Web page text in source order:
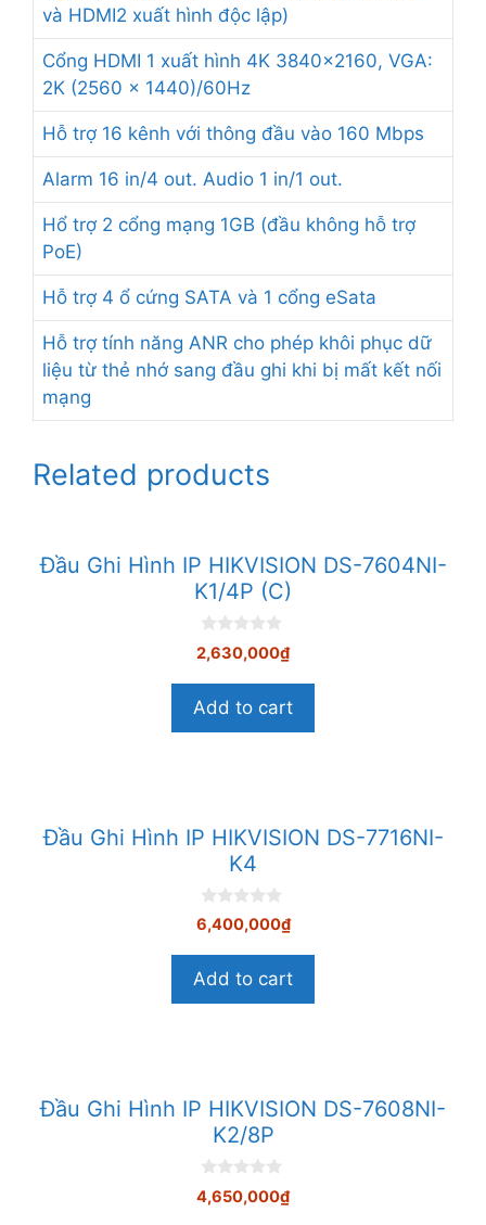
và HDMI2 xuất hình độc lập)
Cổng HDMI 1 xuất hình 4K 3840×2160, VGA:
2K (2560 × 1440)/60Hz
Hỗ trợ 16 kênh với thông đầu vào 160 Mbps
Alarm 16 in/4 out. Audio 1 in/1 out.
Hổ trợ 2 cổng mạng 1GB (đầu không hỗ trợ
PoE)
Hỗ trợ 4 ổ cứng SATA và 1 cổng eSata
Hỗ trợ tính năng ANR cho phép khôi phục dữ
liệu từ thẻ nhớ sang đầu ghi khi bị mất kết nối
mạng
Related products
Đầu Ghi Hình IP HIKVISION DS-7604NI-
K1/4P (C)
0
n
à
5
2,630,000₫
Add to cart
Đầu Ghi Hình IP HIKVISION DS-7716NI-
K4
0
n
à
5
6,400,000₫
Add to cart
Đầu Ghi Hình IP HIKVISION DS-7608NI-
K2/8P
0
n
4,650,000₫